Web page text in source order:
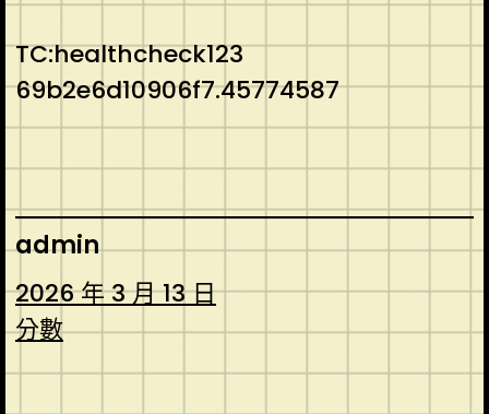
TC:healthcheck123
69b2e6d10906f7.45774587
admin
2026 年 3 月 13 日
分數